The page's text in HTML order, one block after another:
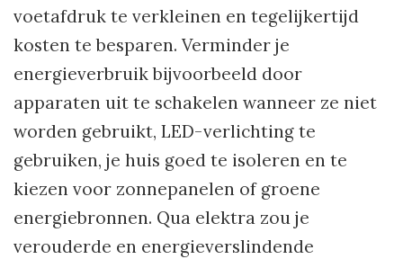
voetafdruk te verkleinen en tegelijkertijd
kosten te besparen. Verminder je
energieverbruik bijvoorbeeld door
apparaten uit te schakelen wanneer ze niet
worden gebruikt, LED-verlichting te
gebruiken, je huis goed te isoleren en te
kiezen voor zonnepanelen of groene
energiebronnen. Qua elektra zou je
verouderde en energieverslindende